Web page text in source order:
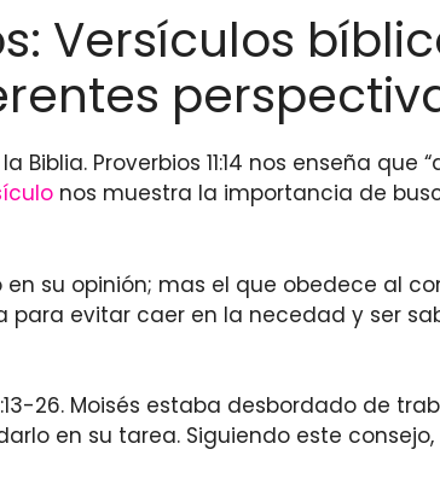
Versículos
Proverbios 11:14 nos enseña que
nos muestra la importancia de
en su opinión; mas el que obedece al
para evitar caer en la necedad y ser
26. Moisés estaba desbordado de
en su tarea. Siguiendo este consejo,